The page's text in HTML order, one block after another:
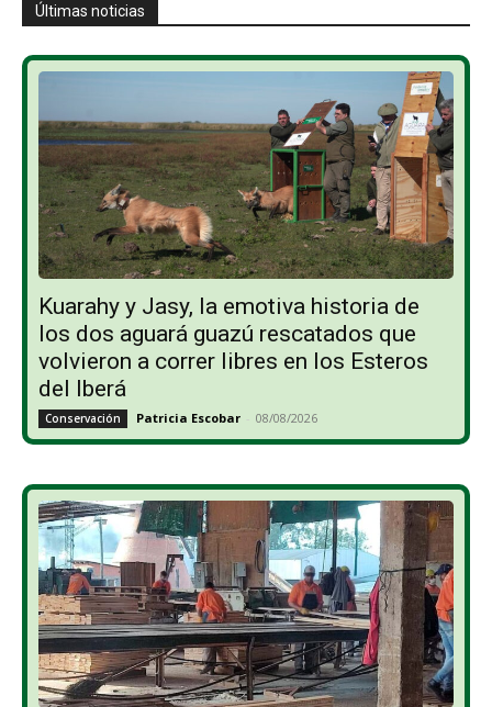
Últimas noticias
Kuarahy y Jasy, la emotiva historia de
los dos aguará guazú rescatados que
volvieron a correr libres en los Esteros
del Iberá
Conservación Patricia Escobar - 08/08/2026